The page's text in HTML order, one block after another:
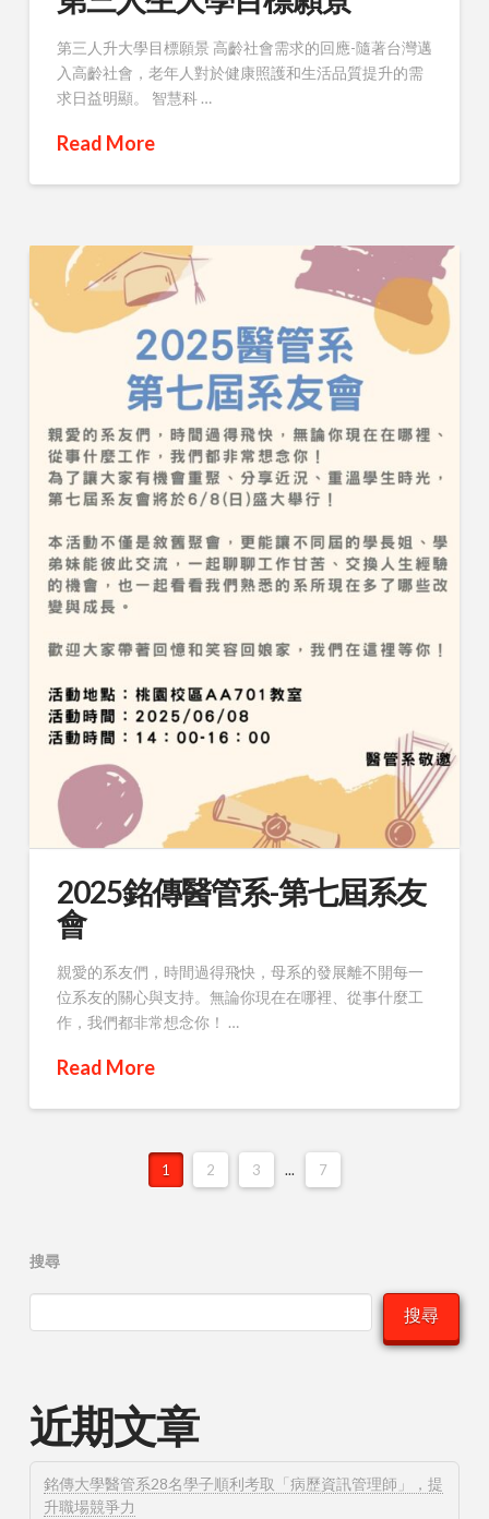
第三人升大學目標願景 高齡社會需求的回應-隨著台灣邁
入高齡社會，老年人對於健康照護和生活品質提升的需
求日益明顯。 智慧科 …
Read More
2025銘傳醫管系-第七屆系友
會
親愛的系友們，時間過得飛快，母系的發展離不開每一
位系友的關心與支持。無論你現在在哪裡、從事什麼工
作，我們都非常想念你！ …
Read More
1 2 3 ... 7
搜尋
搜尋
近期文章
銘傳大學醫管系28名學子順利考取「病歷資訊管理師」，提
升職場競爭力